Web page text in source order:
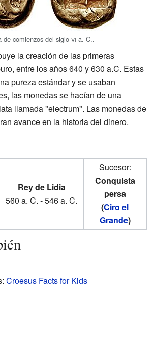
de comienzos del siglo vi a. C..
la creación de las primeras
entre los años 640 y 630 a.C. Estas
pureza estándar y se usaban
las monedas se hacían de una
llamada "electrum". Las monedas de
avance en la historia del dinero.
Rey de Lidia
560 a. C. - 546 a. C.
Sucesor:
Conquista
persa
(Ciro el
Grande)
Croesus Facts for Kids